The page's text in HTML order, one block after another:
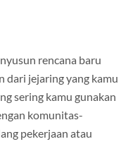
rencana baru
dari jejaring yang kamu
sering kamu gunakan
komunitas-
pekerjaan atau